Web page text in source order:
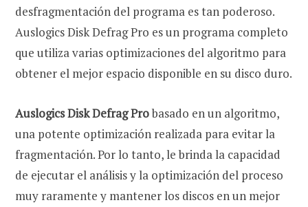
desfragmentación del programa es tan poderoso.
Auslogics Disk Defrag Pro es un programa completo
que utiliza varias optimizaciones del algoritmo para
obtener el mejor espacio disponible en su disco duro.
Auslogics Disk Defrag Probasado en un algoritmo,
una potente optimización realizada para evitar la
fragmentación. Por lo tanto, le brinda la capacidad
de ejecutar el análisis y la optimización del proceso
muy raramente y mantener los discos en un mejor